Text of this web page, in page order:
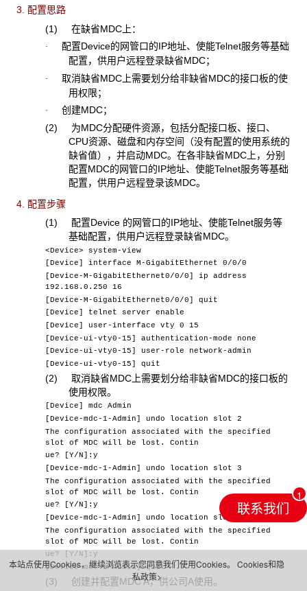
3. 配置思路
(1) 在缺省MDC上：
· 配置Device的网管口的IP地址、使能Telnet服务等基础
配置，供用户远程登录缺省MDC；
· 取消缺省MDC上需要划分给非缺省MDC的接口板的使
用权限；
· 创建MDC；
(2) 为MDC分配硬件资源，包括分配接口板、接口、
CPU资源、磁盘和内存空间（没有配置的使用系统的
缺省值），并启动MDC。在各非缺省MDC上，分别
配置MDC的网管口的IP地址、使能Telnet服务等基础
配置，供用户远程登录该MDC。
4. 配置步骤
(1) 配置Device 的网管口的IP地址、使能Telnet服务等
基础配置，供用户远程登录缺省MDC。
<Device> system-view
[Device] interface M-GigabitEthernet 0/0/0
[Device-M-GigabitEthernet0/0/0] ip address
192.168.0.250 16
[Device-M-GigabitEthernet0/0/0] quit
[Device] telnet server enable
[Device] user-interface vty 0 15
[Device-ui-vty0-15] authentication-mode none
[Device-ui-vty0-15] user-role network-admin
[Device-ui-vty0-15] quit
(2) 取消缺省MDC上需要划分给非缺省MDC的接口板的
使用权限。
[Device] mdc Admin
[Device-mdc-1-Admin] undo location slot 2
The configuration associated with the specified
slot of MDC will be lost. Contin
ue? [Y/N]:y
[Device-mdc-1-Admin] undo location slot 3
The configuration associated with the specified
slot of MDC will be lost. Contin
ue? [Y/N]:y
[Device-mdc-1-Admin] undo location slot 4
The configuration associated with the specified
slot of MDC will be lost. Contin
ue? [Y/N]:y
[Device-mdc-1-Admin] quit
(3) 创建并配置MDC A，供公司A使用。
联系我们
本站点使用Cookies，继续浏览表示您同意我们使用Cookies。 Cookies和隐
私政策>